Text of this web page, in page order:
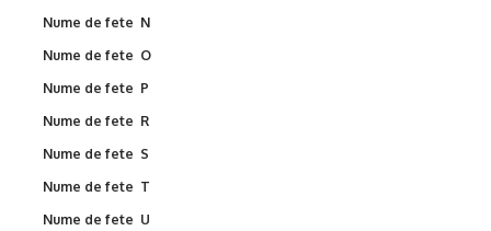
Nume de fete N
Nume de fete O
Nume de fete P
Nume de fete R
Nume de fete S
Nume de fete T
Nume de fete U